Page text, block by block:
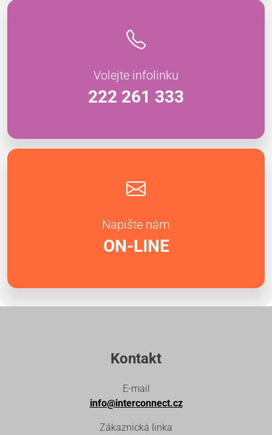
Volejte infolinku
222 261 333
Napište nám
ON-LINE
Kontakt
E-mail
info@interconnect.cz
Zákaznická linka